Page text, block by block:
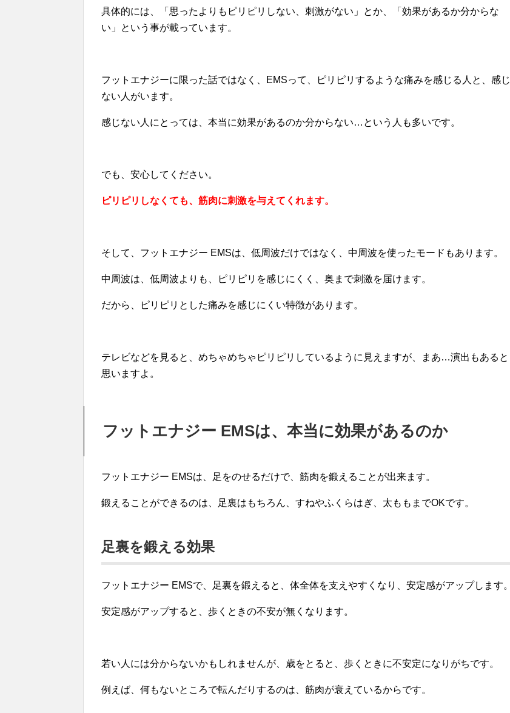
具体的には、「思ったよりもピリピリしない、刺激がない」とか、「効果があるか分からな
い」という事が載っています。
フットエナジーに限った話ではなく、EMSって、ピリピリするような痛みを感じる人と、感じ
ない人がいます。
感じない人にとっては、本当に効果があるのか分からない…という人も多いです。
でも、安心してください。
ピリピリしなくても、筋肉に刺激を与えてくれます。
そして、フットエナジー EMSは、低周波だけではなく、中周波を使ったモードもあります。
中周波は、低周波よりも、ピリピリを感じにくく、奥まで刺激を届けます。
だから、ピリピリとした痛みを感じにくい特徴があります。
テレビなどを見ると、めちゃめちゃピリピリしているように見えますが、まあ…演出もあると
思いますよ。
フットエナジー EMSは、本当に効果があるのか
フットエナジー EMSは、足をのせるだけで、筋肉を鍛えることが出来ます。
鍛えることができるのは、足裏はもちろん、すねやふくらはぎ、太ももまでOKです。
足裏を鍛える効果
フットエナジー EMSで、足裏を鍛えると、体全体を支えやすくなり、安定感がアップします。
安定感がアップすると、歩くときの不安が無くなります。
若い人には分からないかもしれませんが、歳をとると、歩くときに不安定になりがちです。
例えば、何もないところで転んだりするのは、筋肉が衰えているからです。